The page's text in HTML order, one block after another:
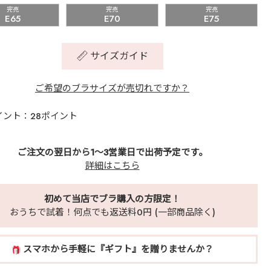
完売
E65
完売
E70
完売
E75
サイズガイド
ご希望のブラサイズが売切れですか？
ト：28ポイント
ご注文の翌日から1～3営業日で出荷予定です。
詳細はこちら
初めて当店でブラ購入の方限定！
おうちで試着！何点でも返送料0円 (一部商品除く)
スマホから手軽に『ギフト』を贈りませんか？